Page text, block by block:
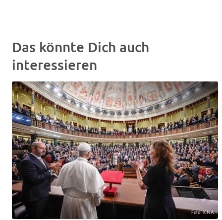
Das könnte Dich auch
interessieren
Foto: KNA